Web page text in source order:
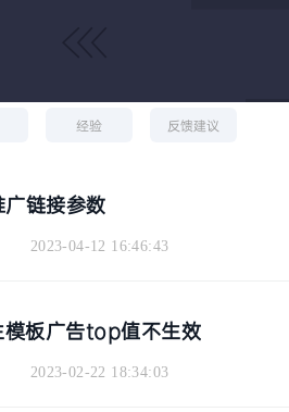
经验 反馈建议
链接参数
2023-04-12 16:46:43
模板广告top值不生效
2023-02-22 18:34:03